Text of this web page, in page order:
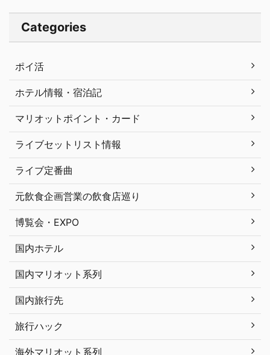
Categories
ポイ活
ホテル情報・宿泊記
マリオットポイント・カード
ライブセットリスト情報
ライブ定番曲
元飲食企画営業の飲食店巡り
博覧会・EXPO
国内ホテル
国内マリオット系列
国内旅行先
旅行ハック
海外マリオット系列